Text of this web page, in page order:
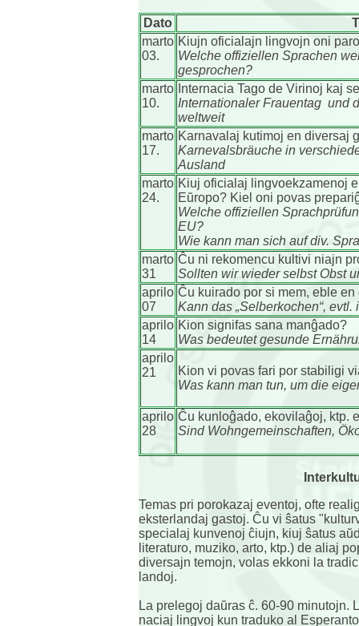
Dato
marto
03.
Kiujn oficialajn lingvojn oni
Welche offiziellen Sprachen
gesprochen?
marto
10.
Internacia Tago de Virinoj kaj
Internationaler Frauentag und
weltweit
marto
17.
Karnavalaj kutimoj en diversaj
Karnevalsbräuche in
Ausland
marto
24.
Kiuj oficialaj lingvoekzamenoj
Eŭropo? Kiel oni povas
Welche offiziellen
EU?
Wie kann man sich auf div.
marto
31
Ĉu ni rekomencu kultivi niajn
Sollten wir wieder selbst Obst
aprilo
07
Ĉu kuirado por si mem, eble
Kann das „Selberkochen“,
aprilo
14
Kion signifas sana manĝado?
Was bedeutet gesunde
aprilo
21
Kion vi povas fari por stabiligi
Was kann man tun, um die
aprilo
28
Ĉu kunloĝado, ekovilaĝoj, ktp.
Sind Wohngemeinschaften,
Temas pri porokazaj eventoj, ofte
eksterlandaj gastoj. Ĉu vi ŝatus
specialaj kunvenoj ĉiujn, kiuj ŝatus
literaturo, muziko, arto, ktp.) de aliaj
diversajn temojn, volas ekkoni la
landoj.
La prelegoj daŭras ĉ. 60-90 minutojn.
naciaj lingvoj kun traduko al